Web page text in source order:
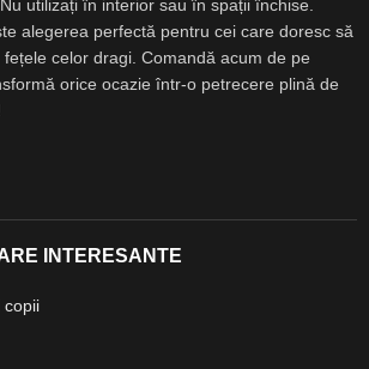
Nu utilizați în interior sau în spații închise.
alegerea perfectă pentru cei care doresc să
celor dragi. Comandă acum de pe
orice ocazie într-o petrecere plină de
INTERESANTE